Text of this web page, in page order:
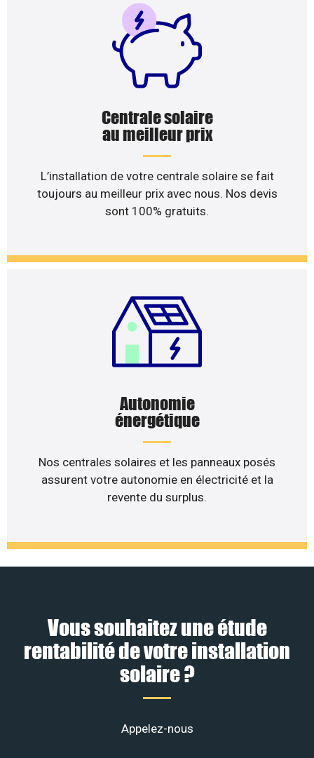
Centrale solaire
au meilleur prix
L’installation de votre centrale solaire se fait
toujours au meilleur prix avec nous. Nos devis
sont 100% gratuits.
Autonomie
énergétique
Nos centrales solaires et les panneaux posés
assurent votre autonomie en électricité et la
revente du surplus.
Vous souhaitez une étude
rentabilité de votre installation
solaire ?
Appelez-nous